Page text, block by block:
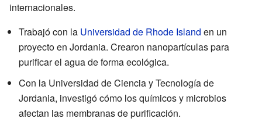
internacionales.
Trabajó con la Universidad de Rhode Island en un
proyecto en Jordania. Crearon nanopartículas para
purificar el agua de forma ecológica.
Con la Universidad de Ciencia y Tecnología de
Jordania, investigó cómo los químicos y microbios
afectan las membranas de purificación.